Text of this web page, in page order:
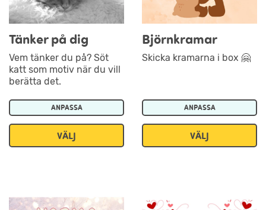
Tänker på dig
Vem tänker du på? Söt
katt som motiv när du vill
berätta det.
ANPASSA
VÄLJ
Björnkramar
Skicka kramarna i box 🤗
ANPASSA
VÄLJ